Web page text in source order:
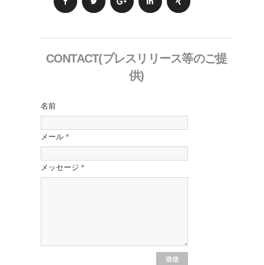
CONTACT(プレスリリース等のご提
供)
名前
メール *
メッセージ *